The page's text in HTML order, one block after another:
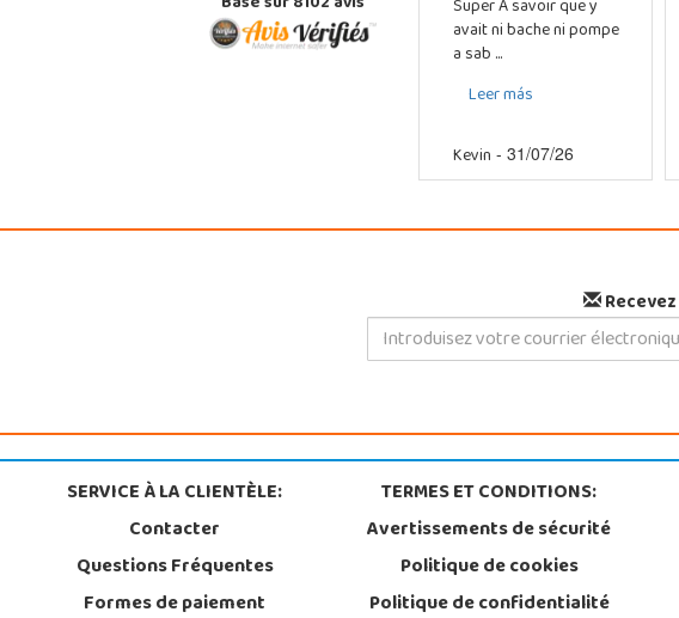
Super A savoir que y
avait ni bache ni pompe
a sab ...
Leer más
Kevin - 31/07/26
SERVICE À LA CLIENTÈLE:
Contacter
Questions Fréquentes
Formes de paiement
TERMES ET CONDITIONS:
Avertissements de sécurité
Politique de cookies
Politique de confidentialité